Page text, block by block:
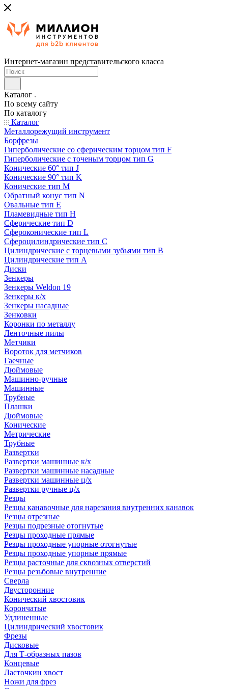
Интернет-магазин представительского класса
Каталог
По всему сайту
По каталогу
Каталог
Металлорежущий инструмент
Борфрезы
Гиперболические cо сферическим торцом тип F
Гиперболические с точеным торцом тип G
Конические 60° тип J
Конические 90° тип K
Конические тип M
Обратный конус тип N
Овальные тип E
Пламевидные тип H
Сферические тип D
Сфероконические тип L
Сфероцилиндрические тип C
Цилиндрические с торцевыми зубьями тип B
Цилиндрические тип А
Диски
Зенкеры
Зенкеры Weldon 19
Зенкеры к/х
Зенкеры насадные
Зенковки
Коронки по металлу
Ленточные пилы
Метчики
Вороток для метчиков
Гаечные
Дюймовые
Машинно-ручные
Машинные
Трубные
Плашки
Дюймовые
Конические
Метрические
Трубные
Развертки
Развертки машинные к/х
Развертки машинные насадные
Развертки машинные ц/х
Развертки ручные ц/х
Резцы
Резцы канавочные для нарезания внутренних канавок
Резцы отрезные
Резцы подрезные отогнутые
Резцы проходные прямые
Резцы проходные упорные отогнутые
Резцы проходные упорные прямые
Резцы расточные для сквозных отверстий
Резцы резьбовые внутренние
Сверла
Двусторонние
Конический хвостовик
Корончатые
Удлиненные
Цилиндрический хвостовик
Фрезы
Дисковые
Для Т-образных пазов
Концевые
Ласточкин хвост
Ножи для фрез